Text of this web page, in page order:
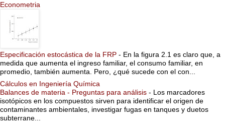
Econometria
Especificación estocástica de la FRP - En la figura 2.1 es claro que, a
medida que aumenta el ingreso familiar, el consumo familiar, en
promedio, también aumenta. Pero, ¿qué sucede con el con...
Cálculos en Ingeniería Química
Balances de materia - Preguntas para análisis - Los marcadores
isotópicos en los compuestos sirven para identificar el origen de
contaminantes ambientales, investigar fugas en tanques y duetos
subterrane...